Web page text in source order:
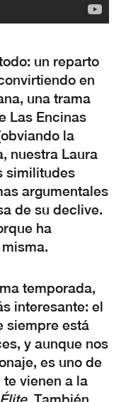
un reparto
en
una trama
Las Encinas
la
nuestra Laura
similitudes
argumentales
de su declive.
ha
temporada,
interesante: el
siempre está
y aunque nos
es uno de
vienen a la